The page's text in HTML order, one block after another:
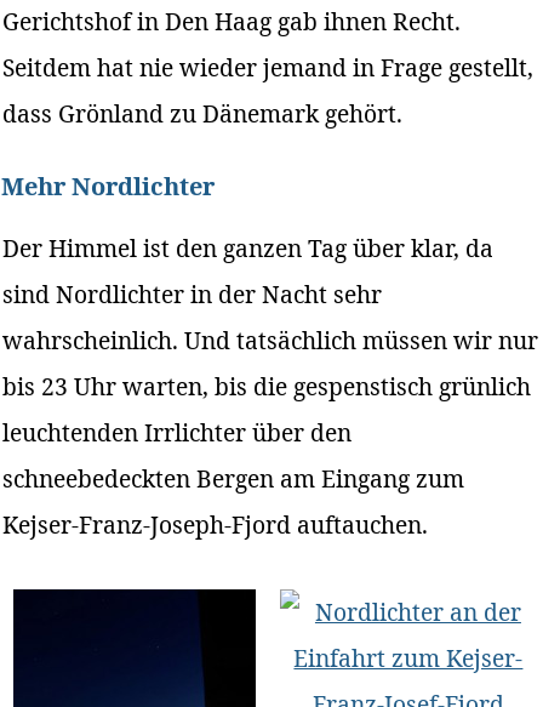
Gerichtshof in Den Haag gab ihnen Recht.
Seitdem hat nie wieder jemand in Frage gestellt,
dass Grönland zu Dänemark gehört.
Mehr Nordlichter
Der Himmel ist den ganzen Tag über klar, da
sind Nordlichter in der Nacht sehr
wahrscheinlich. Und tatsächlich müssen wir nur
bis 23 Uhr warten, bis die gespenstisch grünlich
leuchtenden Irrlichter über den
schneebedeckten Bergen am Eingang zum
Kejser-Franz-Joseph-Fjord auftauchen.